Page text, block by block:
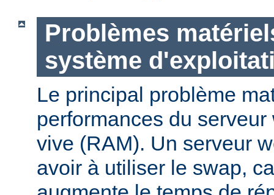
Problèmes
système
Le principal problème
performances du
vive (RAM). Un serveur
avoir à utiliser le swap,